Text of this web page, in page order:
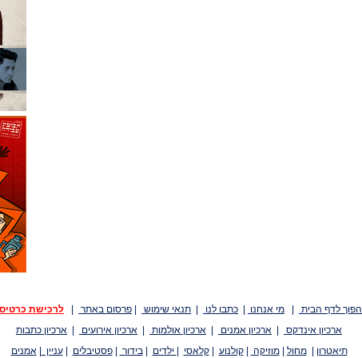
הפוך לדף הבית מי אנחנו כתבו לנו תנאי שימוש פרסום באתר
לרכישת
ארכיון אינדקס
ארכיון אמנים ארכיון אולמות ארכיון אירועים
ארכיון כתבות
תיאטרון
|מחול |מוזיקה |קולנוע |קלאסי ילדים |בידור |פסטיבלים |עניין |אמנים